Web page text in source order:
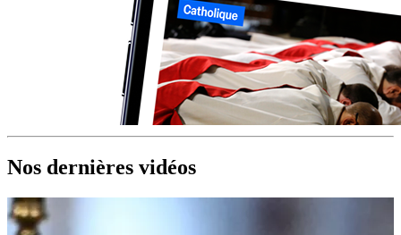
Nos dernières vidéos